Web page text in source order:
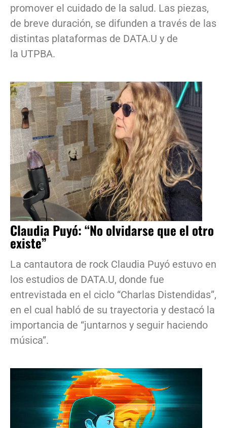
promover el cuidado de la salud. Las piezas,
de breve duración, se difunden a través de las
distintas plataformas de DATA.U y de
la UTPBA.
Claudia Puyó: “No olvidarse que el otro
existe”
La cantautora de rock Claudia Puyó estuvo en
los estudios de DATA.U, donde fue
entrevistada en el ciclo “Charlas Distendidas”,
en el cual habló de su trayectoria y destacó la
importancia de “juntarnos y seguir haciendo
música”.